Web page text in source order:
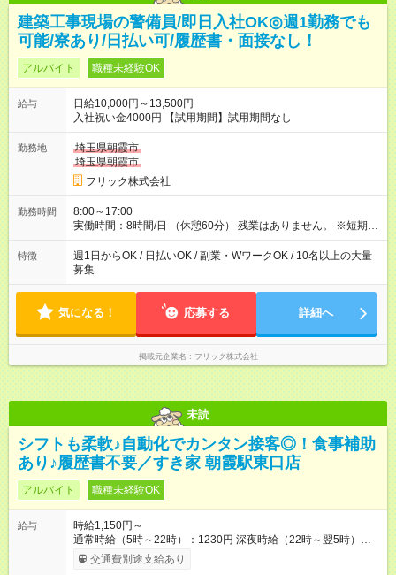
建築工事現場の警備員/即日入社OK◎週1勤務でも
可能/寮あり/日払い可/履歴書・面接なし！
アルバイト 職種未経験OK
給与
日給10,000円～13,500円
入社祝い金4000円 【試用期間】試用期間なし
勤務地
埼玉県朝霞市
埼玉県朝霞市
フリック株式会社
勤務時間
8:00～17:00
実働時間：8時間/日 （休憩60分） 残業はありません。 ※短期の
募集は行っておりません。予めご了承くださいませ。
特徴
週1日からOK / 日払いOK / 副業・WワークOK / 10名以上の大量
募集
気になる！ 応募する 詳細へ
掲載元企業名 フリック株式会社
未読
シフトも柔軟♪自動化でカンタン接客◎！食事補助
あり♪履歴書不要／すき家 朝霞駅東口店
アルバイト 職種未経験OK
給与
時給1,150円～
通常時給（5時～22時）：1230円 深夜時給（22時～翌5時）：
1563円 高校生時給：1150円 【特別手当】早朝手当（5：00-9：
00）時給+150円 【試用期間】試用期間あり 試用期間の長さ：1
交通費別途支給あり